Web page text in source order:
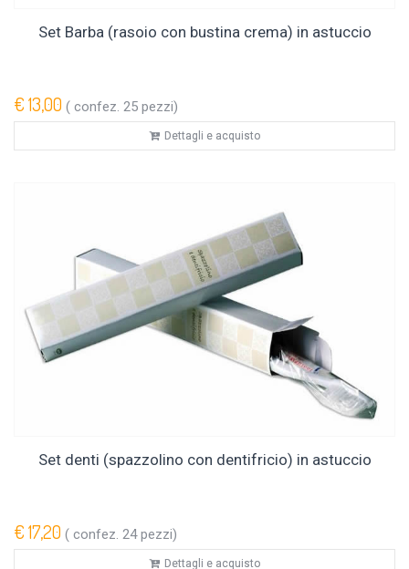
Set Barba (rasoio con bustina crema) in astuccio
€ 13,00 ( confez. 25 pezzi)
Dettagli e acquisto
Set denti (spazzolino con dentifricio) in astuccio
€ 17,20 ( confez. 24 pezzi)
Dettagli e acquisto